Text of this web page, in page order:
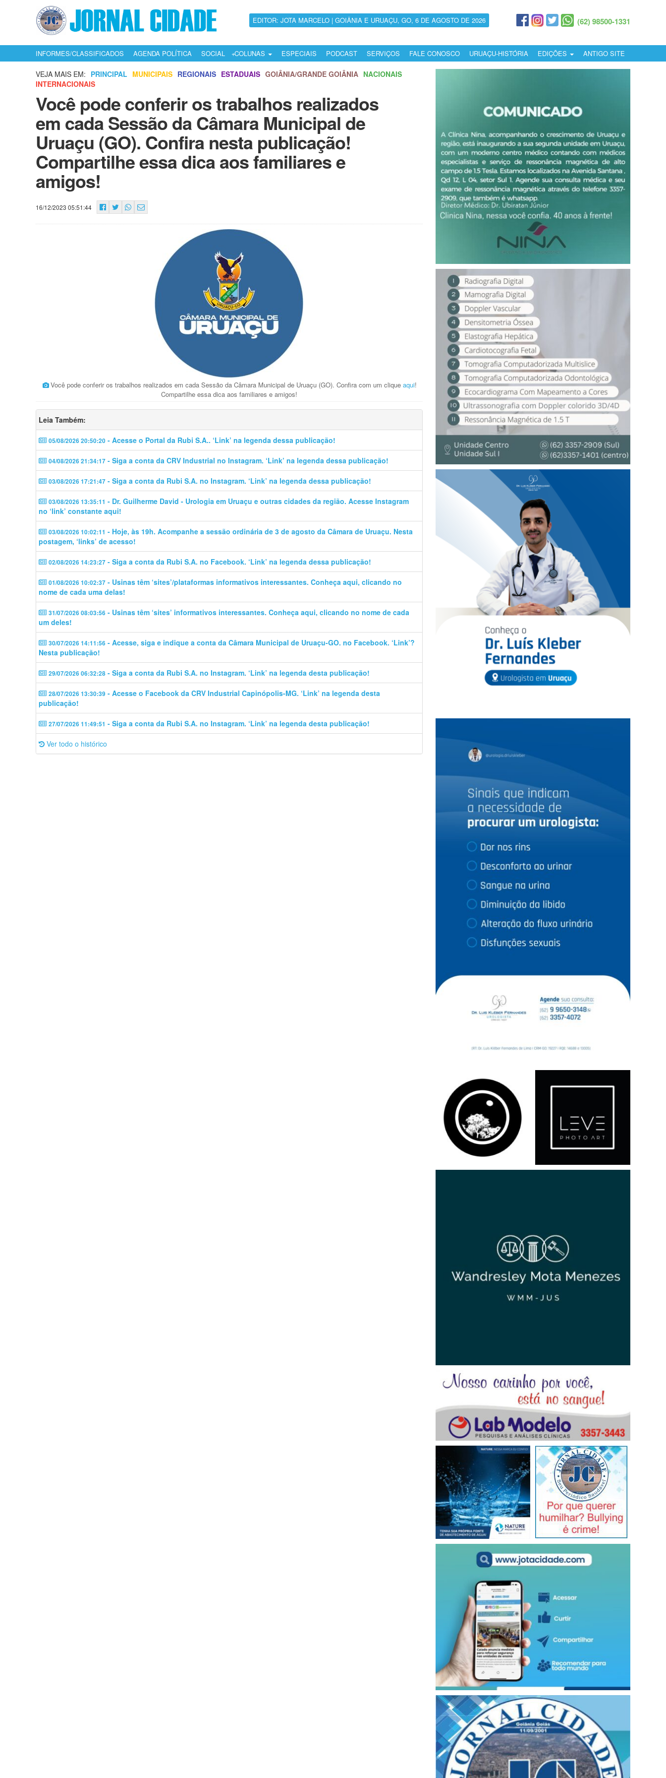
EDITOR: JOTA MARCELO | GOIÂNIA E URUAÇU, GO, 6 DE AGOSTO DE 2026 (62) 98500-1331
INFORMES/CLASSIFICADOS AGENDA POLÍTICA SOCIAL COLUNAS ESPECIAIS PODCAST SERVIÇOS FALE CONOSCO URUAÇU-HISTÓRIA EDIÇÕES ANTIGO SITE
VEJA MAIS EM: PRINCIPAL MUNICIPAIS REGIONAIS ESTADUAIS GOIÂNIA/GRANDE GOIÂNIA NACIONAIS
INTERNACIONAIS
Você pode conferir os trabalhos realizados
em cada Sessão da Câmara Municipal de
Uruaçu (GO). Confira nesta publicação!
Compartilhe essa dica aos familiares e
amigos!
16/12/2023 05:51:44
Você pode conferir os trabalhos realizados em cada Sessão da Câmara Municipal de Uruaçu (GO). Confira com um cliqueaqui!
Compartilhe essa dica aos familiares e amigos!
Leia Também:
05/08/2026 20:50:20 - Acesse o Portal da Rubi S.A.. ‘Link’ na legenda dessa publicação!
04/08/2026 21:34:17 - Siga a conta da CRV Industrial no Instagram. ‘Link’ na legenda dessa publicação!
03/08/2026 17:21:47 - Siga a conta da Rubi S.A. no Instagram. ‘Link’ na legenda dessa publicação!
03/08/2026 13:35:11 - Dr. Guilherme David - Urologia em Uruaçu e outras cidades da região. Acesse Instagram
no ‘link’ constante aqui!
03/08/2026 10:02:11 - Hoje, às 19h. Acompanhe a sessão ordinária de 3 de agosto da Câmara de Uruaçu. Nesta
postagem, ‘links’ de acesso!
02/08/2026 14:23:27 - Siga a conta da Rubi S.A. no Facebook. ‘Link’ na legenda dessa publicação!
01/08/2026 10:02:37 - Usinas têm ‘sites’/plataformas informativos interessantes. Conheça aqui, clicando no
nome de cada uma delas!
31/07/2026 08:03:56 - Usinas têm ‘sites’ informativos interessantes. Conheça aqui, clicando no nome de cada
um deles!
30/07/2026 14:11:56 - Acesse, siga e indique a conta da Câmara Municipal de Uruaçu-GO. no Facebook. ‘Link’?
Nesta publicação!
29/07/2026 06:32:28 - Siga a conta da Rubi S.A. no Instagram. ‘Link’ na legenda desta publicação!
28/07/2026 13:30:39 - Acesse o Facebook da CRV Industrial Capinópolis-MG. ‘Link’ na legenda desta
publicação!
27/07/2026 11:49:51 - Siga a conta da Rubi S.A. no Instagram. ‘Link’ na legenda desta publicação!
Ver todo o histórico